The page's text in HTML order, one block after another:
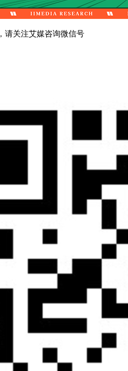
请关注艾媒咨询微信号